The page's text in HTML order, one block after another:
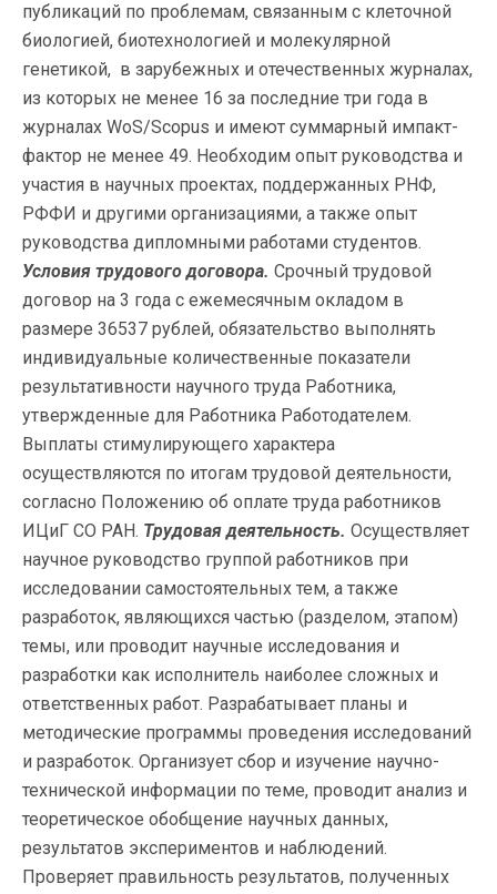
публикаций по проблемам, связанным с клеточной
биологией, биотехнологией и молекулярной
генетикой, в зарубежных и отечественных журналах,
из которых не менее 16 за последние три года в
журналах WoS/Scopus и имеют суммарный импакт-
фактор не менее 49. Необходим опыт руководства и
участия в научных проектах, поддержанных РНФ,
РФФИ и другими организациями, а также опыт
руководства дипломными работами студентов.
Условия трудового договора. Срочный трудовой
договор на 3 года с ежемесячным окладом в
размере 36537 рублей, обязательство выполнять
индивидуальные количественные показатели
результативности научного труда Работника,
утвержденные для Работника Работодателем.
Выплаты стимулирующего характера
осуществляются по итогам трудовой деятельности,
согласно Положению об оплате труда работников
ИЦиГ СО РАН. Трудовая деятельность. Осуществляет
научное руководство группой работников при
исследовании самостоятельных тем, а также
разработок, являющихся частью (разделом, этапом)
темы, или проводит научные исследования и
разработки как исполнитель наиболее сложных и
ответственных работ. Разрабатывает планы и
методические программы проведения исследований
и разработок. Организует сбор и изучение научно-
технической информации по теме, проводит анализ и
теоретическое обобщение научных данных,
результатов экспериментов и наблюдений.
Проверяет правильность результатов, полученных